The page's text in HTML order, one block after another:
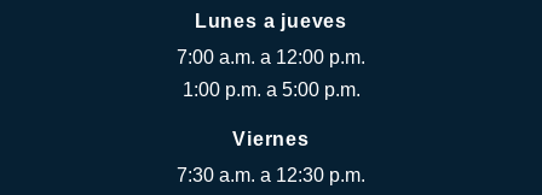
Lunes a jueves
7:00 a.m. a 12:00 p.m.
1:00 p.m. a 5:00 p.m.
Viernes
7:30 a.m. a 12:30 p.m.